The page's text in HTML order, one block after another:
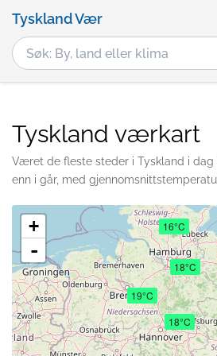
Tyskland Vær
Tyskland værkart
Været de fleste steder i Tyskland i dag
enn i går, med
18°C
18°C
16°C
19°C
+
-